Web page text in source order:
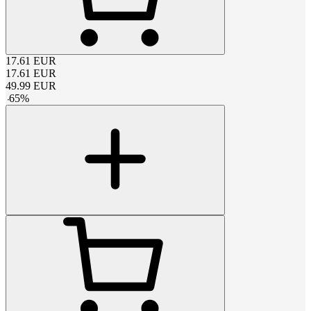
17.61 EUR
17.61 EUR
49.99 EUR
-65%